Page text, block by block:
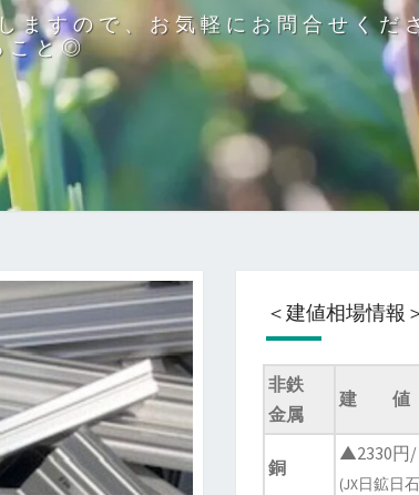
すので、お気軽にお問合せくだ
こと◎
＜建値相場情報
非鉄
金属
建 値
銅
▲2330円
(JX日鉱日